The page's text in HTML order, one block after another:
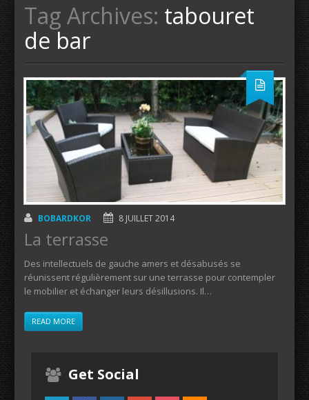
Tag Archives: tabouret
de bar
BOBARDKOR 8 JUILLET 2014
La terrasse
Des intellectuels de gauche amers et désabusés se
réunissent régulièrement sur une terrasse pour contempler
le mobilier et échanger leurs désillusions. Il…
READ MORE
Get Social